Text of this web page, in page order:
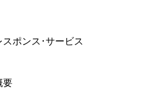
ポンス･サービス
要